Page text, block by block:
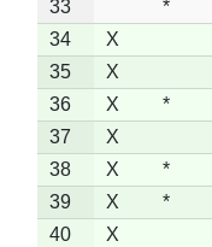
33
*
34
X
35
X
36
X *
37
X
38
X *
39
X *
40
X